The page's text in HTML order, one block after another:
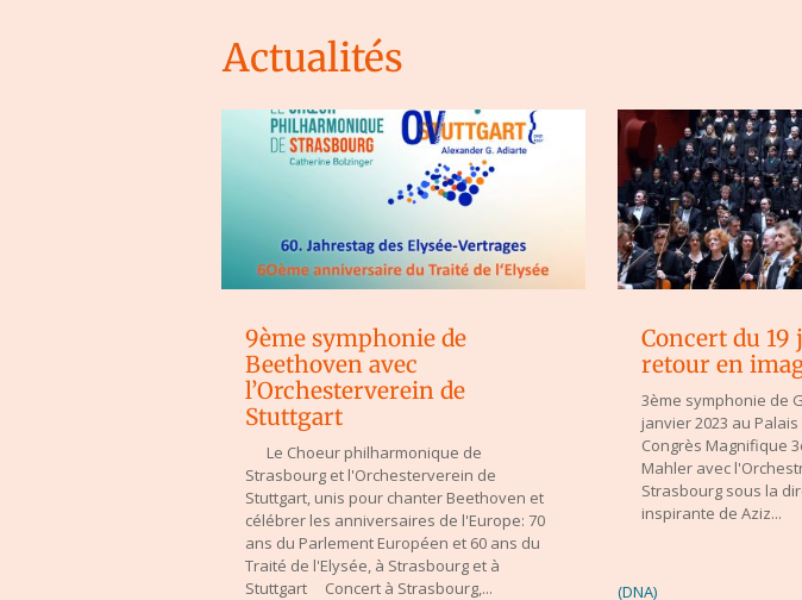
Actualités
9ème symphonie de
Beethoven avec
l’Orchesterverein de
Stuttgart
Le Choeur philharmonique de
Strasbourg et l'Orchesterverein de
Stuttgart, unis pour chanter Beethoven et
célébrer les anniversaires de l'Europe: 70
ans du Parlement Européen et 60 ans du
Traité de l'Elysée, à Strasbourg et à
Stuttgart Concert à Strasbourg,...
Concert du 19
retour en
3ème symphonie de
janvier 2023 au
Congrès Magnifique
Mahler avec
Strasbourg sous la
inspirante de Aziz...